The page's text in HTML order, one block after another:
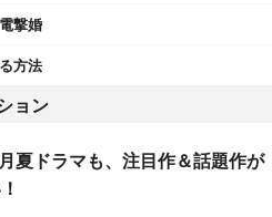
撃婚
方法
ョン
夏ドラマも、注目作＆話題作が